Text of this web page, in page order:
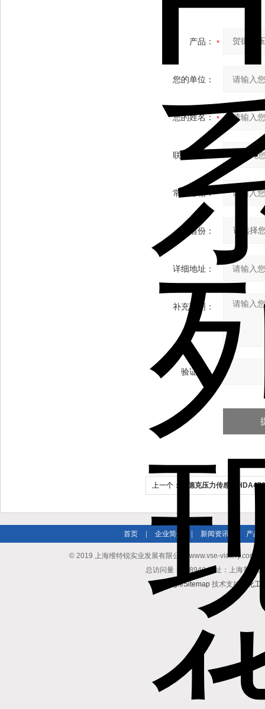
产品：
您的单位：
您的姓名：
联系电话：
常用邮箱：
省份：
详细地址：
补充说明：
验证码：
上一个： 贺德克压力传感器
首页 企业简介 新闻资讯 产品
© 2019 上海维特锐实业发展有限公司(www.vse-victory.com)
总访问量：508948 地址：上海普陀
GoogleSitemap 技术支持： 化工